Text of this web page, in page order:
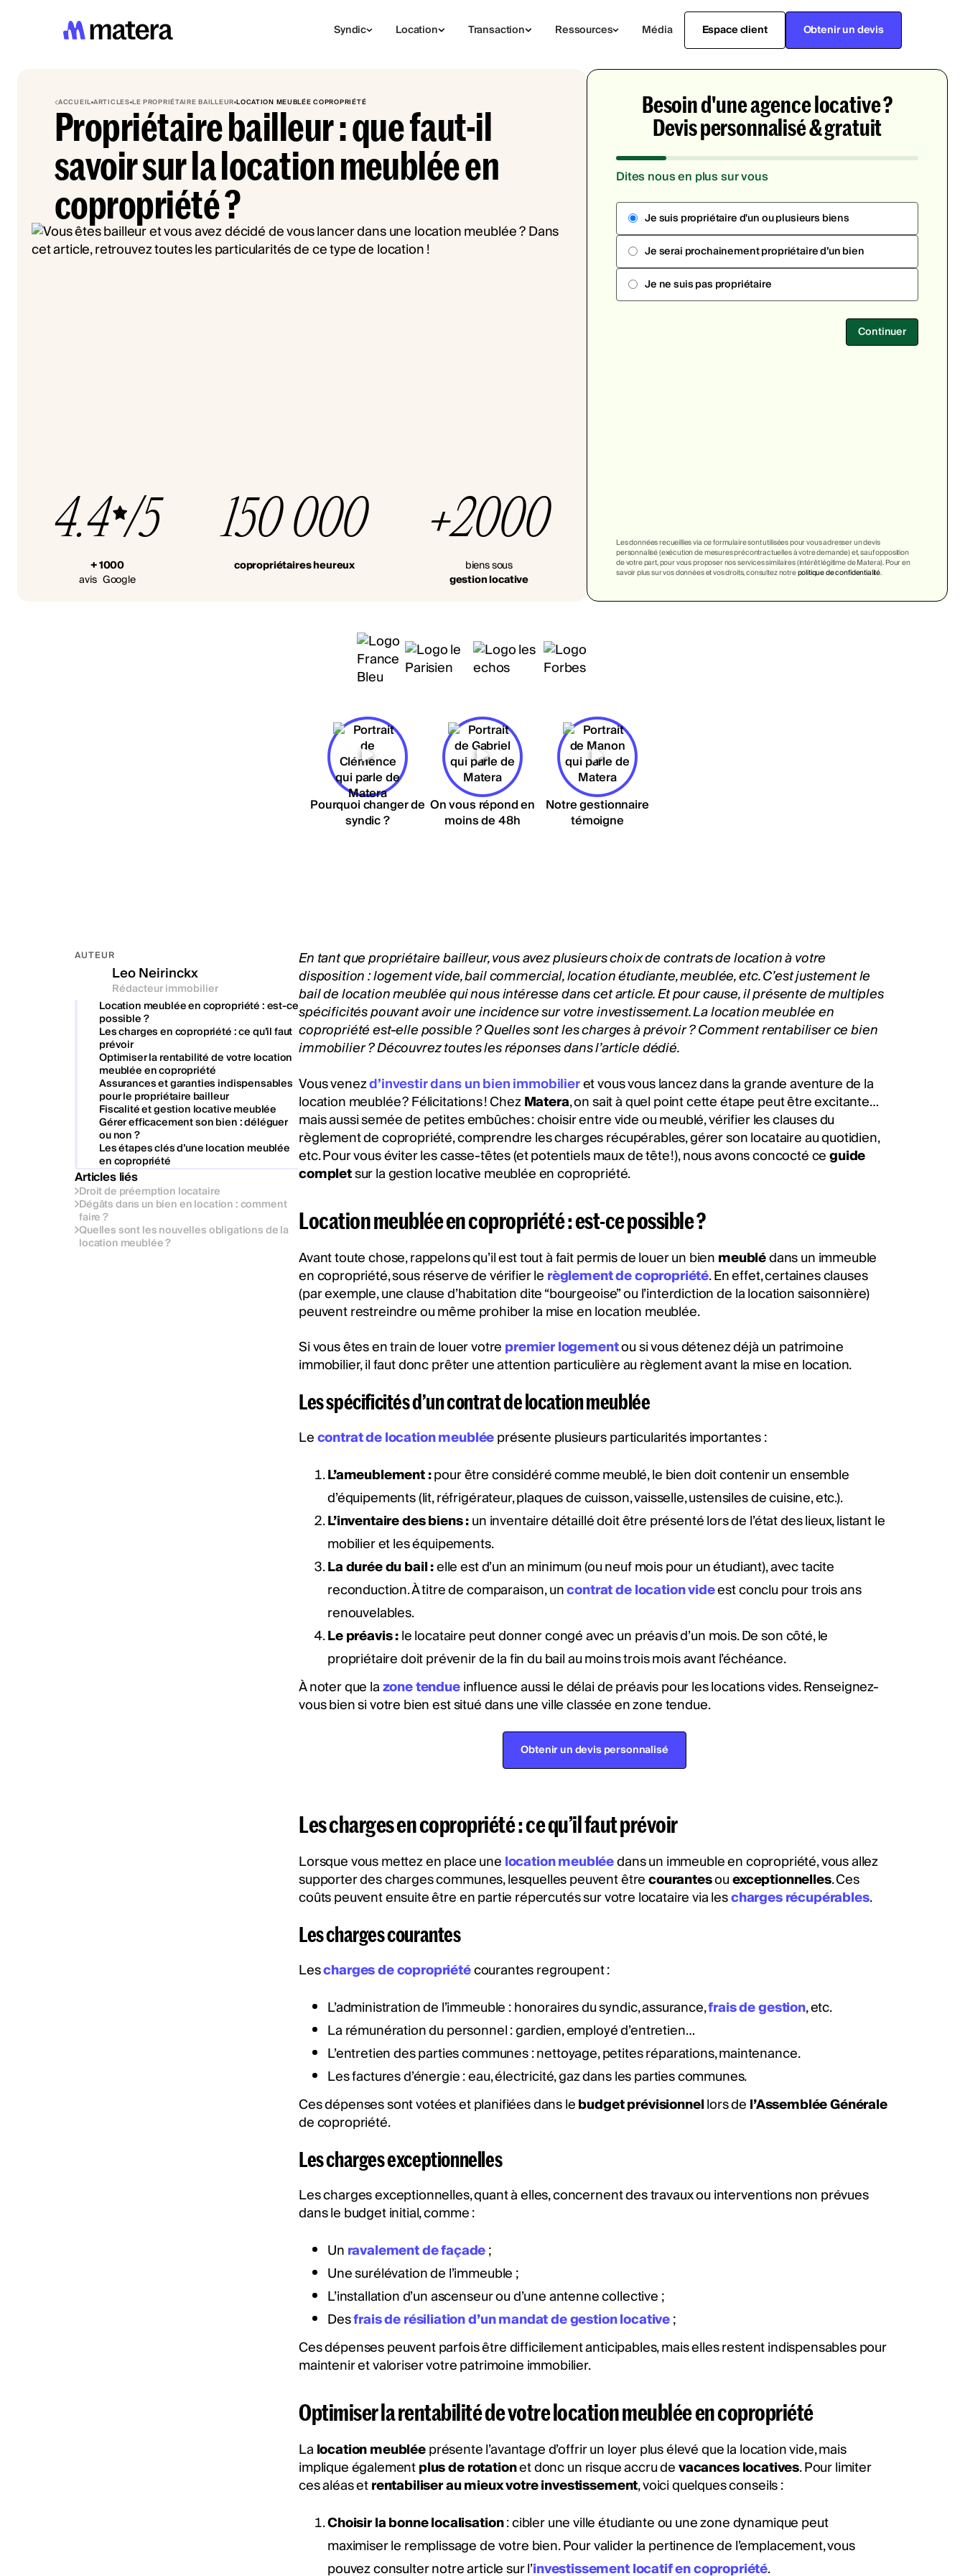
Syndic Location Transaction Ressources Média Espace client Obtenir un devis
ACCUEILARTICLES LE PROPRIÉTAIRE BAILLEURLOCATION MEUBLÉE COPROPRIÉTÉ
Propriétaire bailleur : que faut-il
savoir sur la location meublée en
copropriété ?
4.4 /5
+ 1000
avis Google
150 000
copropriétaires heureux
+2000
biens sous
gestion locative
Besoin d'une agence locative ?
Devis personnalisé & gratuit
Dites nous en plus sur vous
Je suis propriétaire d'un ou plusieurs biens
Je serai prochainement propriétaire d’un bien
Je ne suis pas propriétaire
Continuer
Les données recueillies via ce formulaire sont utilisées pour vous adresser un devis
personnalisé (exécution de mesures précontractuelles à votre demande) et, sauf opposition
de votre part, pour vous proposer nos services similaires (intérêt légitime de Matera). Pour en
savoir plus sur vos données et vos droits, consultez notrepolitique de confidentialité.
Pourquoi changer de
syndic ?
On vous répond en
moins de 48h
Notre gestionnaire
témoigne
AUTEUR
Leo Neirinckx
Rédacteur immobilier
Location meublée en copropriété : est-ce
possible ?
Les charges en copropriété : ce qu’il faut
prévoir
Optimiser la rentabilité de votre location
meublée en copropriété
Assurances et garanties indispensables
pour le propriétaire bailleur
Fiscalité et gestion locative meublée
Gérer efficacement son bien : déléguer
ou non ?
Les étapes clés d’une location meublée
en copropriété
Articles liés
Droit de préemption locataire
Dégâts dans un bien en location : comment
faire ?
Quelles sont les nouvelles obligations de la
location meublée ?
En tant que propriétaire bailleur, vous avez plusieurs choix de contrats de location à votre
disposition : logement vide, bail commercial, location étudiante, meublée, etc. C’est justement le
bail de location meubléequi nous intéresse dans cet article. Et pour cause, il présente de multiples
spécificités pouvant avoir une incidence sur votreinvestissement. La location meublée en
copropriétéest-elle possible ?Quelles sont les charges à prévoir ? Comment rentabiliser ce bien
immobilier ? Découvrez toutes les réponses dans l’article dédié.
Vous venezd’investir dans un bien immobilieret vous vous lancez dans la grande aventure de la
location meublée ? Félicitations ! ChezMatera, on sait à quel point cette étape peut être excitante…
mais aussi semée de petites embûches : choisir entre vide ou meublé, vérifier les clauses du
règlement de copropriété, comprendre les charges récupérables, gérer son locataire au quotidien,
etc. Pour vous éviter les casse-têtes (et potentiels maux de tête !), nous avons concocté ceguide
completsur la gestion locative meublée en copropriété.
Location meublée en copropriété : est-ce possible ?
Avant toute chose, rappelons qu’il est tout à fait permis de louer un bienmeublédans un immeuble
en copropriété, sous réserve de vérifier lerèglement de copropriété. En effet, certaines clauses
(par exemple, une clause d’habitation dite “bourgeoise” ou l’interdiction de la location saisonnière)
peuvent restreindre ou même prohiber la mise en location meublée.
Si vous êtes en train de louer votrepremier logementou si vous détenez déjà un patrimoine
immobilier, il faut donc prêter une attention particulière au règlement avant la mise en location.
Les spécificités d’un contrat de location meublée
Lecontrat de location meubléeprésente plusieurs particularités importantes :
L’ameublement :pour être considéré comme meublé, le bien doit contenir un ensemble
d’équipements (lit, réfrigérateur, plaques de cuisson, vaisselle, ustensiles de cuisine, etc.).
L’inventaire des biens :un inventaire détaillé doit être présenté lors de l’état des lieux, listant le
mobilier et les équipements.
La durée du bail :elle est d’un an minimum (ou neuf mois pour un étudiant), avec tacite
reconduction. À titre de comparaison, uncontrat de location videest conclu pour trois ans
renouvelables.
Le préavis :le locataire peut donner congé avec un préavis d’un mois. De son côté, le
propriétaire doit prévenir de la fin du bail au moins trois mois avant l’échéance.
À noter que lazone tendueinfluence aussi le délai de préavis pour les locations vides. Renseignez-
vous bien si votre bien est situé dans une ville classée en zone tendue.
Obtenir un devis personnalisé
Les charges en copropriété : ce qu’il faut prévoir
Lorsque vous mettez en place unelocation meubléedans un immeuble en copropriété, vous allez
supporter des charges communes, lesquelles peuvent êtrecourantesouexceptionnelles. Ces
coûts peuvent ensuite être en partie répercutés sur votre locataire via lescharges récupérables.
Les charges courantes
Lescharges de copropriétécourantes regroupent :
L’administration de l’immeuble : honoraires du syndic, assurance,frais de gestion, etc.
La rémunération du personnel : gardien, employé d’entretien…
L’entretien des parties communes : nettoyage, petites réparations, maintenance.
Les factures d’énergie : eau, électricité, gaz dans les parties communes.
Ces dépenses sont votées et planifiées dans lebudget prévisionnellors del’Assemblée Générale
de copropriété.
Les charges exceptionnelles
Les charges exceptionnelles, quant à elles, concernent des travaux ou interventions non prévues
dans le budget initial, comme :
Unravalement de façade;
Une surélévation de l’immeuble ;
L’installation d’un ascenseur ou d’une antenne collective ;
Desfrais de résiliation d’un mandat de gestion locative;
Ces dépenses peuvent parfois être difficilement anticipables, mais elles restent indispensables pour
maintenir et valoriser votre patrimoine immobilier.
Optimiser la rentabilité de votre location meublée en copropriété
Lalocation meubléeprésente l’avantage d’offrir un loyer plus élevé que la location vide, mais
implique égalementplus de rotationet donc un risque accru devacances locatives. Pour limiter
ces aléas etrentabiliser au mieux votre investissement, voici quelques conseils :
Choisir la bonne localisation: cibler une ville étudiante ou une zone dynamique peut
maximiser le remplissage de votre bien. Pour valider la pertinence de l’emplacement, vous
pouvez consulter notre article sur l’investissement locatif en copropriété.